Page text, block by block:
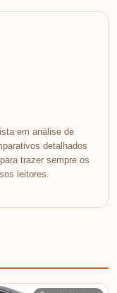
em análise de
detalhados
trazer sempre os
leitores.